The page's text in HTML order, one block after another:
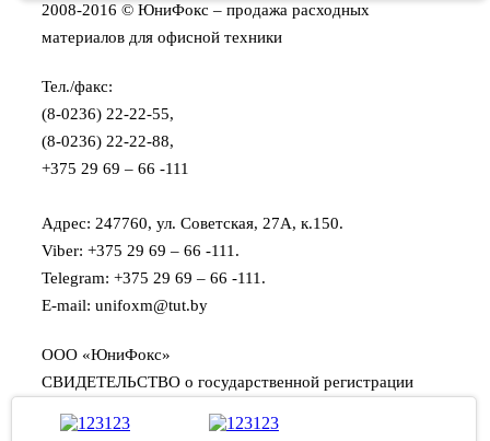
2008-2016 © ЮниФокс – продажа расходных
материалов для офисной техники
Тел./факс:
(8-0236) 22-22-55,
(8-0236) 22-22-88,
+375 29 69 – 66 -111
Адрес: 247760, ул. Советская, 27А, к.150.
Viber: +375 29 69 – 66 -111.
Telegram: +375 29 69 – 66 -111.
E-mail: unifoxm@tut.by
ООО «ЮниФокс»
СВИДЕТЕЛЬСТВО о государственной регистрации
- выдано Мозырским районным исполнительным